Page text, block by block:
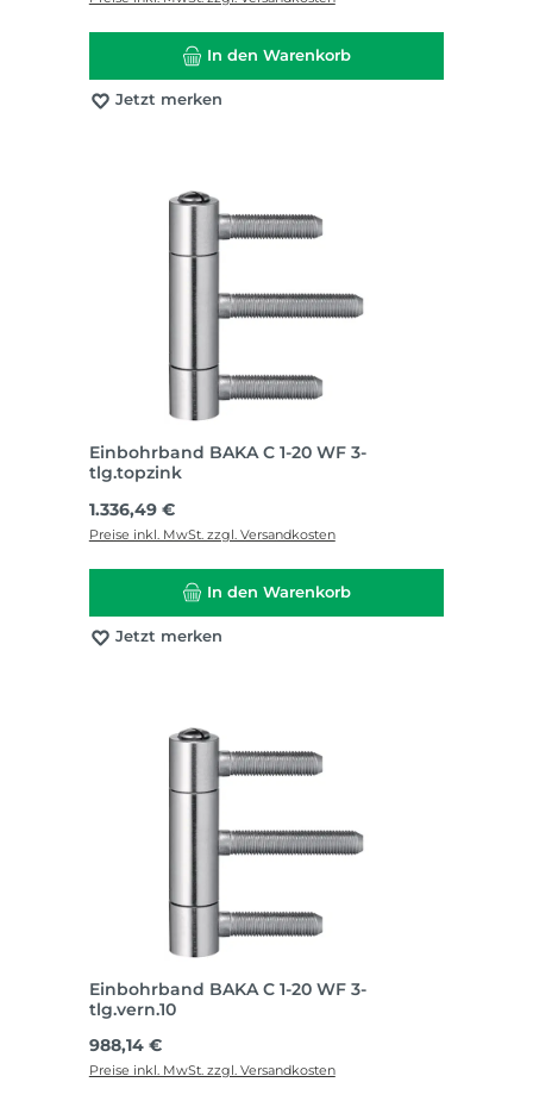
In den Warenkorb
Jetzt merken
Einbohrband BAKA C 1-20 WF 3-
tlg.topzink
Regulärer Preis:
1.336,49 €
Preise inkl. MwSt. zzgl. Versandkosten
In den Warenkorb
Jetzt merken
Einbohrband BAKA C 1-20 WF 3-
tlg.vern.10
Regulärer Preis:
988,14 €
Preise inkl. MwSt. zzgl. Versandkosten